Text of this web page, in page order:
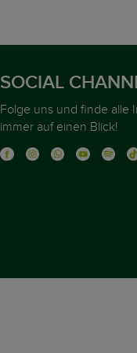
SOCIAL
Folge uns und finde alle
immer auf einen Blick!